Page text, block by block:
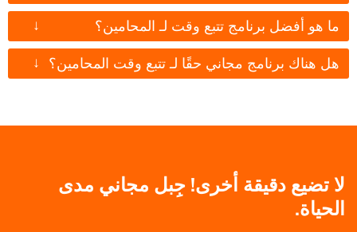
ما هو أفضل برنامج تتبع وقت لـ المحامين؟ ↓
هل هناك برنامج مجاني حقًا لـ تتبع وقت المحامين؟ ↓
لا تضيع دقيقة أخرى! جِبل مجاني مدى
الحياة.